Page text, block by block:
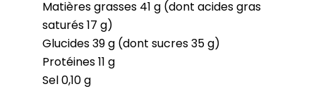
Matières grasses 41 g (dont acides gras
saturés 17 g)
Glucides 39 g (dont sucres 35 g)
Protéines 11 g
Sel 0,10 g